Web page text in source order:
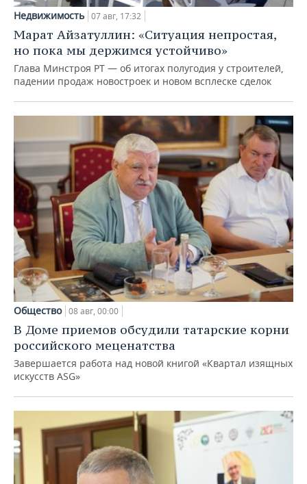
Недвижимость 07 авг, 17:32
Марат Айзатуллин: «Ситуация непростая,
но пока мы держимся устойчиво»
Глава Минстроя РТ — об итогах полугодия у строителей,
падении продаж новостроек и новом всплеске сделок
Общество 08 авг, 00:00
В Доме приемов обсудили татарские корни
российского меценатства
Завершается работа над новой книгой «Квартал изящных
искусств ASG»